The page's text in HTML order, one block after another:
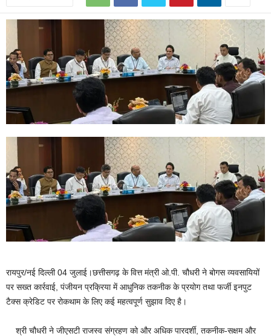
रायपुर/नई दिल्ली 04 जुलाई।छत्तीसगढ़ के वित्त मंत्री ओ.पी. चौधरी ने बोगस व्यवसायियों
पर सख्त कार्रवाई, पंजीयन प्रक्रिया में आधुनिक तकनीक के प्रयोग तथा फर्जी इनपुट
टैक्स क्रेडिट पर रोकथाम के लिए कई महत्वपूर्ण सुझाव दिए है।
श्री चौधरी ने जीएसटी राजस्व संग्रहण को और अधिक पारदर्शी, तकनीक-सक्षम और